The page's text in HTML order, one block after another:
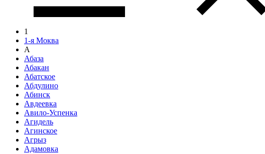
1
1-я Моква
А
Абаза
Абакан
Абатское
Абдулино
Абинск
Авдеевка
Авило-Успенка
Агидель
Агинское
Агрыз
Адамовка